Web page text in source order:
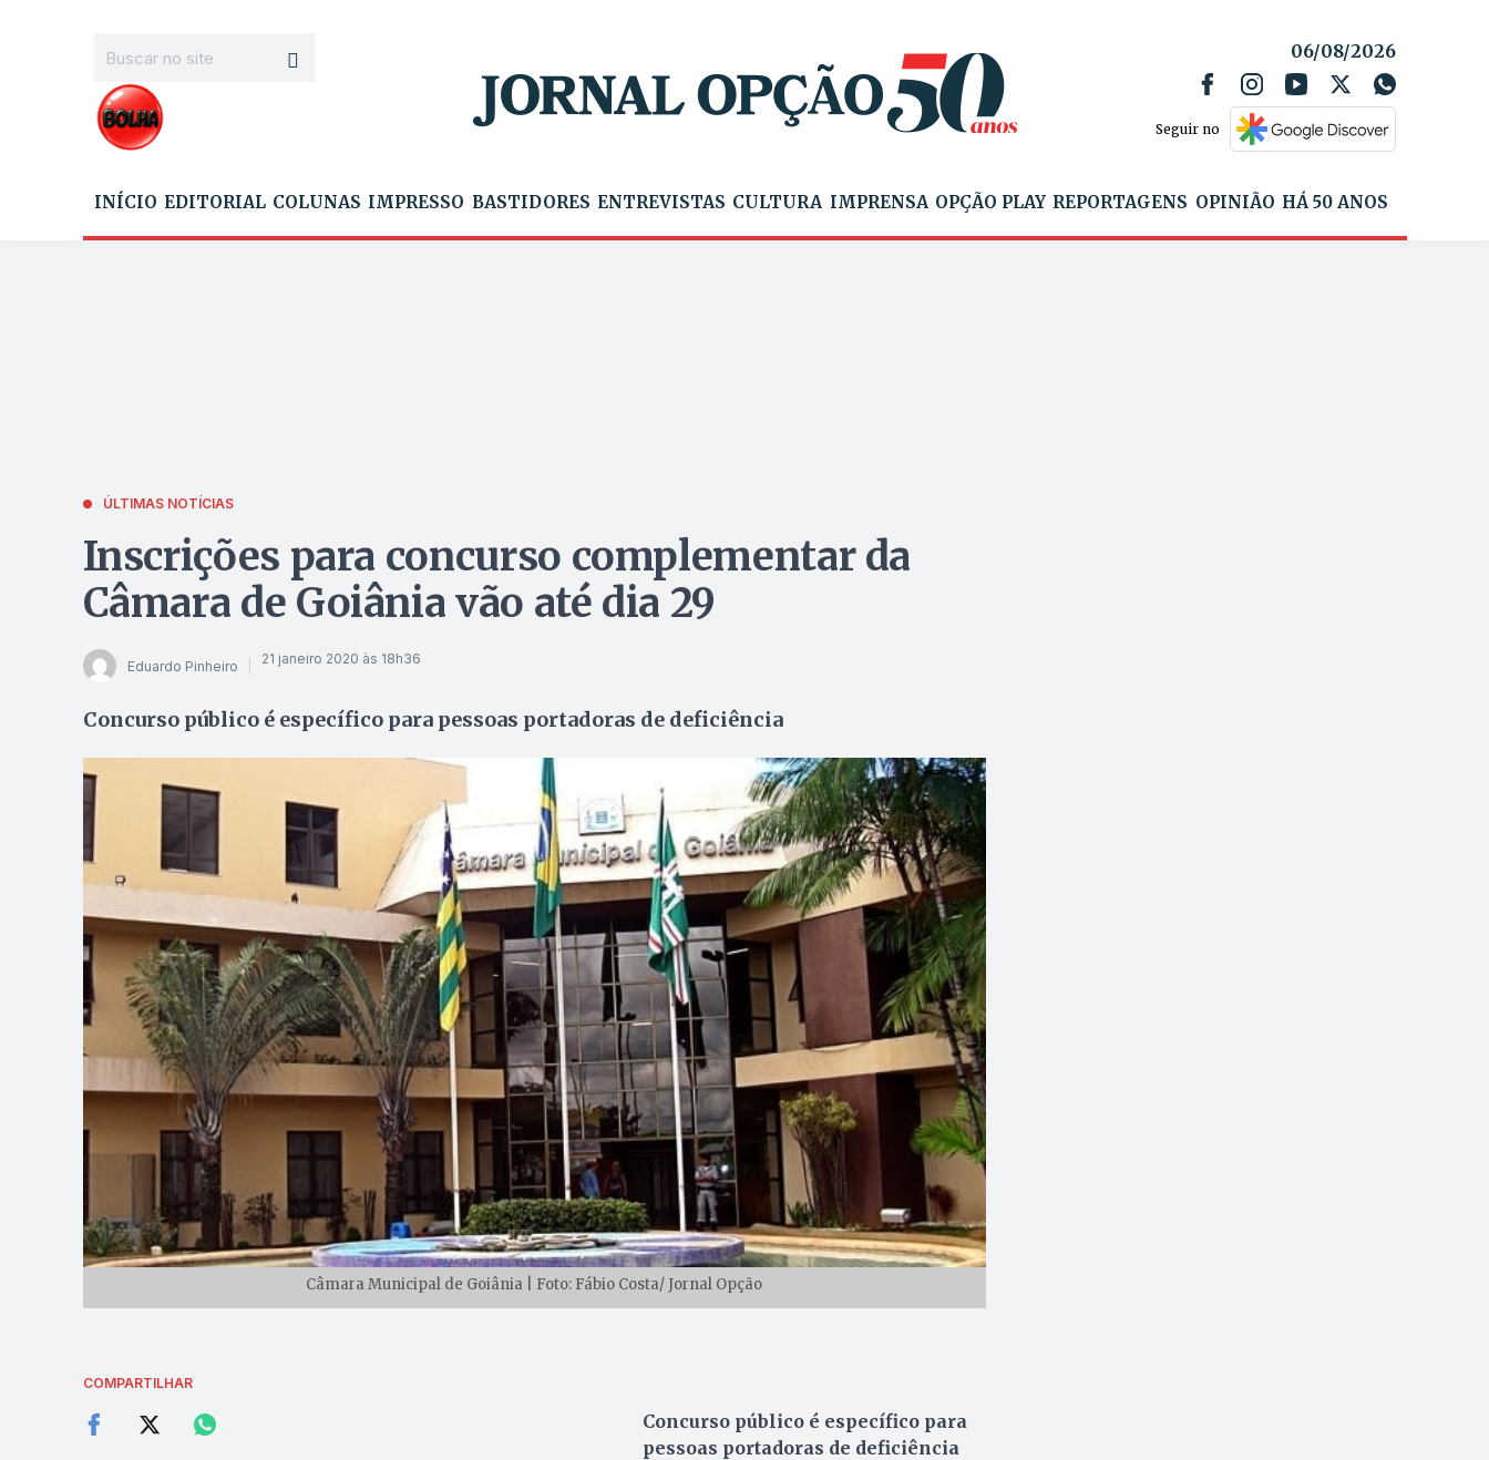
06/08/2026
Seguir no
INÍCIO EDITORIAL COLUNAS IMPRESSO BASTIDORES ENTREVISTAS CULTURA IMPRENSA OPÇÃO PLAY REPORTAGENS OPINIÃO HÁ 50 ANOS
ÚLTIMAS NOTÍCIAS
Inscrições para concurso complementar da
Câmara de Goiânia vão até dia 29
Eduardo Pinheiro 21 janeiro 2020 às 18h36
Concurso público é específico para pessoas portadoras de deficiência
Câmara Municipal de Goiânia | Foto: Fábio Costa/ Jornal Opção
COMPARTILHAR
Concurso público é específico para
pessoas portadoras de deficiência